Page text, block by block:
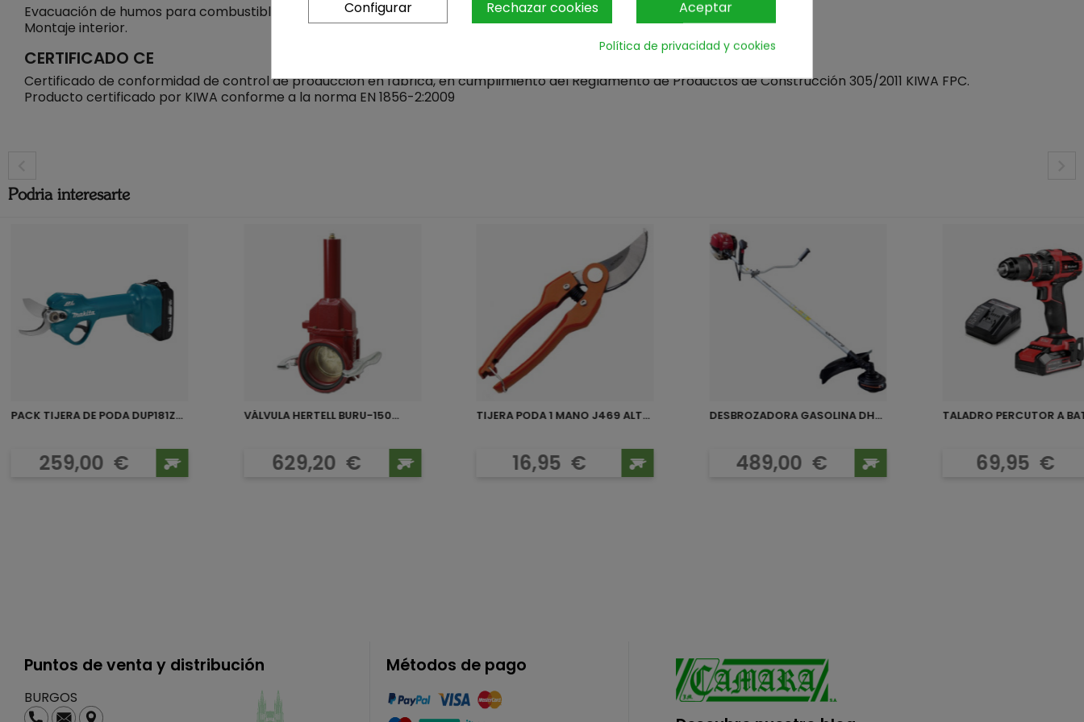
Evacuación de humos para combustibles sólidos (estufas de leña, pellet, carbón…)líquidos y gaseosos.
Montaje interior.
CERTIFICADO CE
Certificado de conformidad de control de producción en fábrica, en cumplimiento del Reglamento de Productos de Construcción 305/2011 KIWA FPC.
Producto certificado por KIWA conforme a la norma EN 1856-2:2009
Podria interesarte
PACK TIJERA DE PODA DUP181Z...
Precio
259,00 €
VÁLVULA HERTELL BURU-150...
Precio
629,20 €
TIJERA PODA 1 MANO J469 ALTUNA
Precio
16,95 €
DESBROZADORA GASOLINA DH35...
Precio
489,00 €
TALADRO PERCUTOR A
Precio
69,95 €
Puntos de venta y distribución
BURGOS
Métodos de pago
Aceptar
Rechazar cookies
Configurar
Política de privacidad y cookies